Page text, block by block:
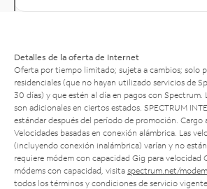
Detalles de la oferta de Internet
Oferta por tiempo limitado; sujeta a cambios; solo
residenciales (que no hayan utilizado servicios de
30 días) y que estén al día en pagos con Spectrum.
son adicionales en ciertos estados. SPECTRUM
estándar después del período de promoción. Cargo
Velocidades basadas en conexión alámbrica. Las
(incluyendo conexión inalámbrica) varían y no
requiere módem con capacidad Gig para velocidad
módems con capacidad, visita spectrum.net/modem
todos los términos y condiciones de servicio